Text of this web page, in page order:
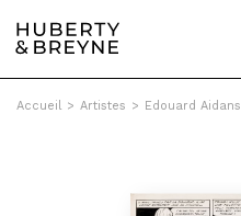
Accueil > Artistes > Edouard Aidans